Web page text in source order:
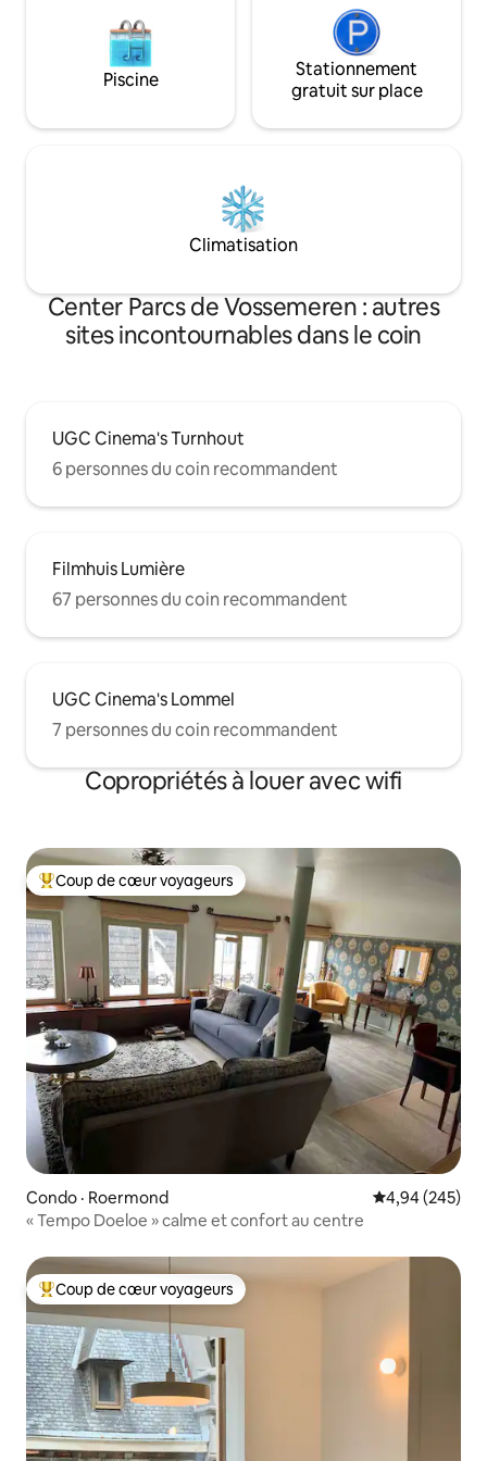
Piscine
Stationnement
gratuit sur place
Climatisation
Center Parcs de Vossemeren : autres
sites incontournables dans le coin
UGC Cinema's Turnhout
6 personnes du coin recommandent
Filmhuis Lumière
67 personnes du coin recommandent
UGC Cinema's Lommel
7 personnes du coin recommandent
Copropriétés à louer avec wifi
Coup de cœur voyageurs parmi les plus aimés
Coup de cœur voyageurs
Condo · Roermond Note
4,94 (245)
« Tempo Doeloe » calme et confort au centre
Coup de cœur voyageurs parmi les plus aimés
Coup de cœur voyageurs